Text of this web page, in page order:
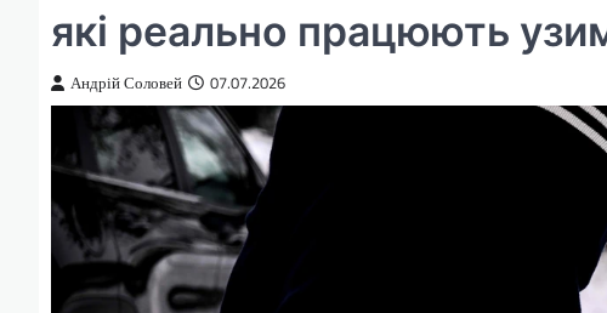
які реально працюють
Андрій Соловей 07.07.2026